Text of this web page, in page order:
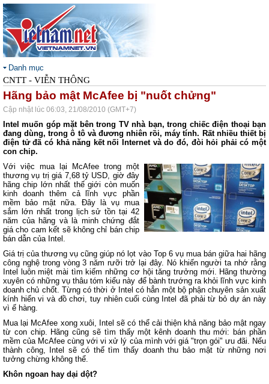
Danh mục
CNTT - VIỄN THÔNG
Hãng bảo mật McAfee bị "nuốt chửng"
Cập nhật lúc 06:03, 21/08/2010 (GMT+7)
Intel muốn góp mặt bên trong TV nhà bạn, trong chiếc điện thoại bạn
đang dùng, trong ô tô và đương nhiên rồi, máy tính. Rất nhiều thiết bị
điện tử đã có khả năng kết nối Internet và do đó, đòi hỏi phải có một
con chip.
Với việc mua lại McAfee trong một
thương vụ trị giá 7,68 tỷ USD, giờ đây
hãng chip lớn nhất thế giới còn muốn
kinh doanh thêm cả lĩnh vực phần
mềm bảo mật nữa. Đây là vụ mua
sắm lớn nhất trong lịch sử tồn tại 42
năm của hãng và là minh chứng đắt
giá cho cam kết sẽ không chỉ bán chip
bán dẫn của Intel.
Giá trị của thương vụ cũng giúp nó lọt vào Top 6 vụ mua bán giữa hai hãng
công nghệ trong vòng 3 năm rưỡi trở lại đây. Nó khiến người ta nhớ rằng
Intel luôn miệt mài tìm kiếm những cơ hội tăng trưởng mới. Hãng thường
xuyên có những vụ thâu tóm kiểu này để bành trướng ra khỏi lĩnh vực kinh
doanh chủ chốt. Từng có thời ở Intel có hẳn một bộ phận chuyên sản xuất
kính hiển vi và đồ chơi, tuy nhiên cuối cùng Intel đã phải từ bỏ dự án này
vì ế hàng.
Mua lại McAfee xong xuôi, Intel sẽ có thể cải thiện khả năng bảo mật ngay
từ con chip. Hãng cũng sẽ tìm thấy một kênh doanh thu mới: bán phần
mềm của McAfee cùng với vi xử lý của mình với giá "trọn gói" ưu đãi. Nếu
thành công, Intel sẽ có thể tìm thấy doanh thu bảo mật từ những nơi
tưởng chừng không thể.
Khôn ngoan hay dại dột?